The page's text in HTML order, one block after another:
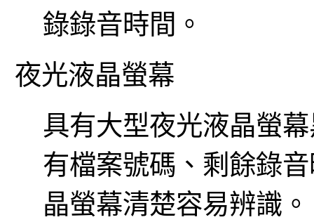
錄錄音時間。
夜光液晶螢幕
具有大型夜光液晶螢
有檔案號碼、剩餘錄
晶螢幕清楚容易辨識。